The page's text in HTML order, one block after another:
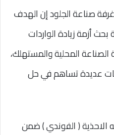
صناعة الجلود إن الهدف
أزمة زيادة الواردات
المحلية والمستهلك،
عديدة تساهم في حل
الاحذية ( الفوندي ) ضمن